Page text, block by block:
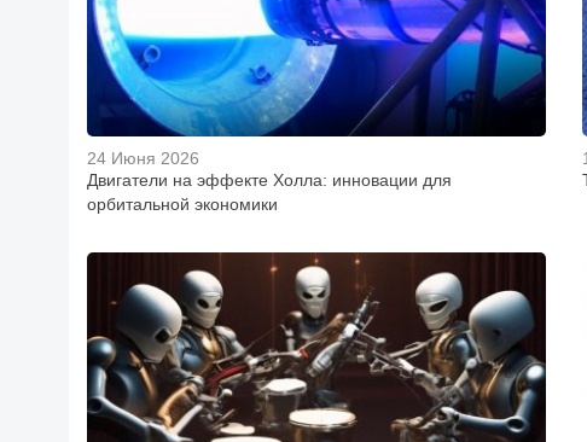
24 Июня 2026
Двигатели на эффекте Холла: инновации для
орбитальной экономики